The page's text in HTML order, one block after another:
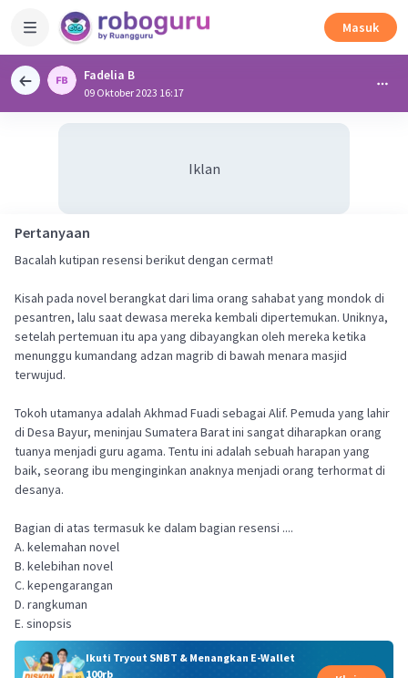
Masuk
Fadelia B
09 Oktober 2023 16:17
Iklan
Pertanyaan
Bacalah kutipan resensi berikut dengan cermat!
Kisah pada novel berangkat dari lima orang sahabat yang mondok di
pesantren, lalu saat dewasa mereka kembali dipertemukan. Uniknya,
setelah pertemuan itu apa yang dibayangkan oleh mereka ketika
menunggu kumandang adzan magrib di bawah menara masjid
terwujud.
Tokoh utamanya adalah Akhmad Fuadi sebagai Alif. Pemuda yang lahir
di Desa Bayur, meninjau Sumatera Barat ini sangat diharapkan orang
tuanya menjadi guru agama. Tentu ini adalah sebuah harapan yang
baik, seorang ibu menginginkan anaknya menjadi orang terhormat di
desanya.
Bagian di atas termasuk ke dalam bagian resensi ....
A. kelemahan novel
B. kelebihan novel
C. kepengarangan
D. rangkuman
E. sinopsis
Ikuti Tryout SNBT & Menangkan E-Wallet
100rb